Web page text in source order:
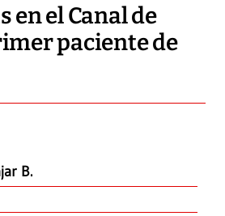
en el Canal de
paciente de
B.